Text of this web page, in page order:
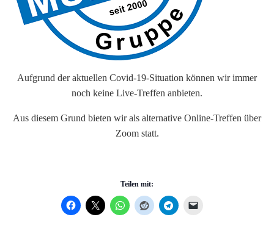
Aufgrund der aktuellen Covid-19-Situation können wir immer
noch keine Live-Treffen anbieten.
Aus diesem Grund bieten wir als alternative Online-Treffen über
Zoom statt.
Teilen mit: